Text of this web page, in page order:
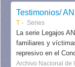
Testimonios/
T Series
La serie Legajos
familiares y
represivo en el
Archivo Nacional de